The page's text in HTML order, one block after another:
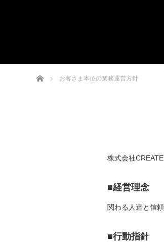
ホーム お客さま本位の業務運営方針
株式会社
■経営理念
関わる人達と信
■行動指針